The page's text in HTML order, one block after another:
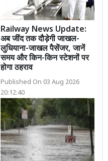
Railway News Update:
अब जींद तक दौड़ेगी जाखल-
लुधियाना-जाखल पैसेंजर, जानें
समय और किन-किन स्टेशनों पर
होगा ठहराव
Published On 03 Aug 2026
20:12:40